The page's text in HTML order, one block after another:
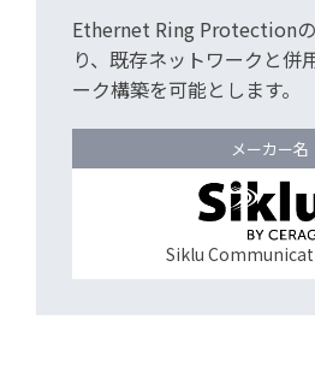
Ethernet Ring Protection
り、既存ネットワークと併
ーク構築を可能とします。
メーカー名
Siklu